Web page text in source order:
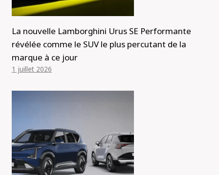
La nouvelle Lamborghini Urus SE Performante
révélée comme le SUV le plus percutant de la
marque à ce jour
1 juillet 2026